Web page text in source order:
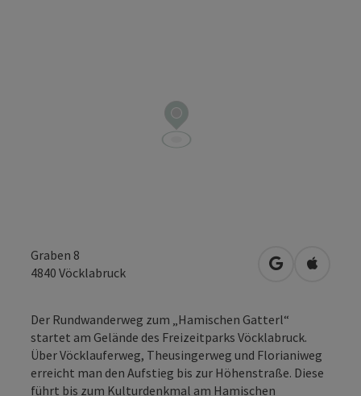
Graben 8
4840 Vöcklabruck in Google
in
Der Rundwanderweg zum „Hamischen Gatterl“
startet am Gelände des Freizeitparks Vöcklabruck.
Über Vöcklauferweg, Theusingerweg und Florianiweg
erreicht man den Aufstieg bis zur Höhenstraße. Diese
führt bis zum Kulturdenkmal am Hamischen